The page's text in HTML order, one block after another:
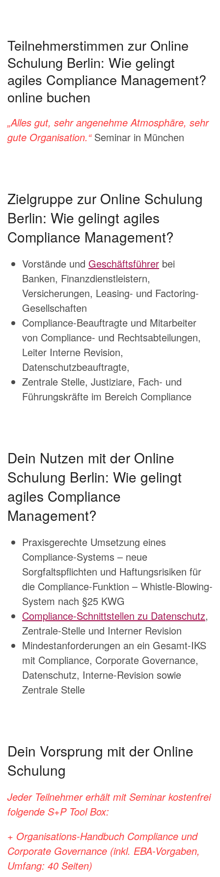
Teilnehmerstimmen zur Online
Schulung Berlin: Wie gelingt
agiles Compliance Management?
online buchen
„Alles gut, sehr angenehme Atmosphäre, sehr
gute Organisation.“Seminar in München
Zielgruppe zur Online Schulung
Berlin: Wie gelingt agiles
Compliance Management?
Vorstände und Geschäftsführer bei
Banken, Finanzdienstleistern,
Versicherungen, Leasing- und Factoring-
Gesellschaften
Compliance-Beauftragte und Mitarbeiter
von Compliance- und Rechtsabteilungen,
Leiter Interne Revision,
Datenschutzbeauftragte,
Zentrale Stelle, Justiziare, Fach- und
Führungskräfte im Bereich Compliance
Dein Nutzen mit der Online
Schulung Berlin: Wie gelingt
agiles Compliance
Management?
Praxisgerechte Umsetzung eines
Compliance-Systems – neue
Sorgfaltspflichten und Haftungsrisiken für
die Compliance-Funktion – Whistle-Blowing-
System nach §25 KWG
Compliance-Schnittstellen zu Datenschutz,
Zentrale-Stelle und Interner Revision
Mindestanforderungen an ein Gesamt-IKS
mit Compliance, Corporate Governance,
Datenschutz, Interne-Revision sowie
Zentrale Stelle
Dein Vorsprung mit der Online
Schulung
Jeder Teilnehmer erhält mit Seminar kostenfrei
folgende S+P Tool Box:
+ Organisations-Handbuch Compliance und
Corporate Governance (inkl. EBA-Vorgaben,
Umfang: 40 Seiten)